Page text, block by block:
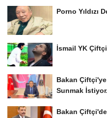
Porno Yıldızı
İsmail YK
Bakan
Sunmak
Bakan